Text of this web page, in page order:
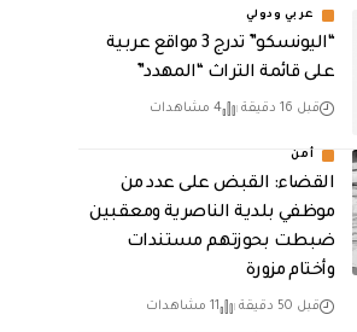
عربي ودولي
“اليونسكو” تدرج 3 مواقع عربية
على قائمة التراث “المهدد”
قبل 16 دقيقة 4 مشاهدات
أمن
القضاء: القبض على عدد من
موظفي بلدية الناصرية ومعقبين
ضبطت بحوزتهم مستندات
وأختام مزورة
قبل 50 دقيقة 11 مشاهدات